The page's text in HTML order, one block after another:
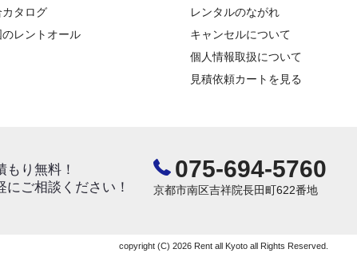
カタログ
のレントオール
レンタルのながれ
キャンセルについて
個人情報取扱について
見積依頼カートを見る
もり無料！
にご相談ください！
075-694-5760
京都市南区吉祥院長田町622番地
copyright (C) 2026 Rent all Kyoto all Rights Reserved.